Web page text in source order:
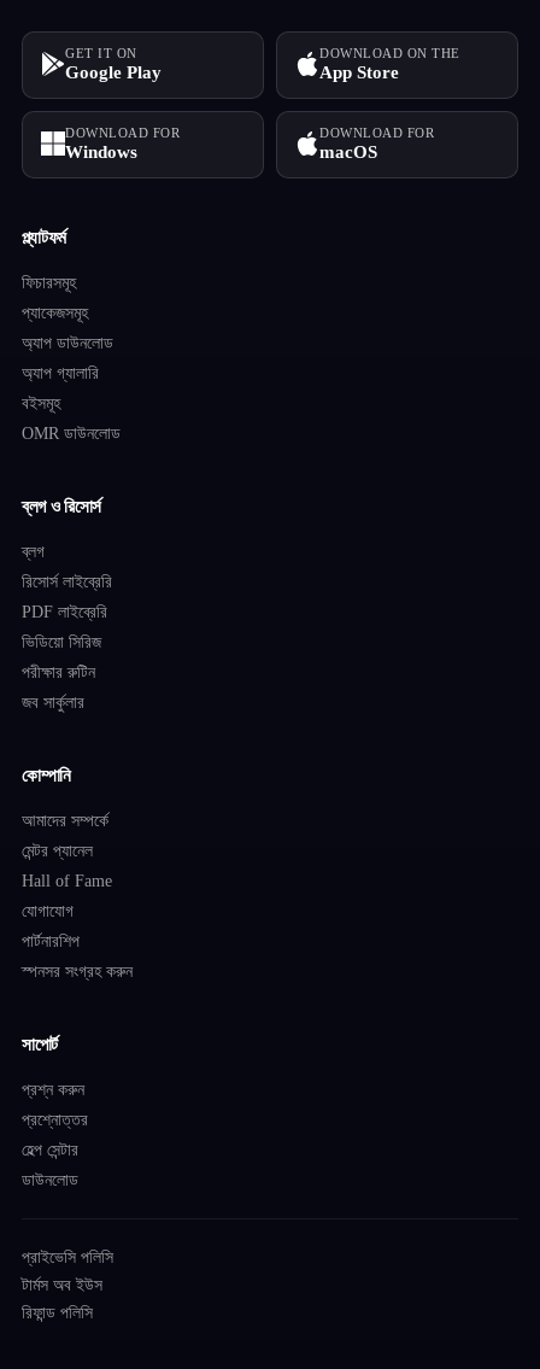
GET IT ON
Google Play
DOWNLOAD ON THE
App Store
DOWNLOAD FOR
Windows
DOWNLOAD FOR
macOS
প্ল্যাটফর্ম
ফিচারসমূহ
প্যাকেজসমূহ
অ্যাপ ডাউনলোড
অ্যাপ গ্যালারি
বইসমূহ
OMR ডাউনলোড
ব্লগ ও রিসোর্স
ব্লগ
রিসোর্স লাইব্রেরি
PDF লাইব্রেরি
ভিডিয়ো সিরিজ
পরীক্ষার রুটিন
জব সার্কুলার
কোম্পানি
আমাদের সম্পর্কে
মেন্টর প্যানেল
Hall of Fame
যোগাযোগ
পার্টনারশিপ
স্পনসর সংগ্রহ করুন
সাপোর্ট
প্রশ্ন করুন
প্রশ্নোত্তর
হেল্প সেন্টার
ডাউনলোড
প্রাইভেসি পলিসি
টার্মস অব ইউস
রিফান্ড পলিসি